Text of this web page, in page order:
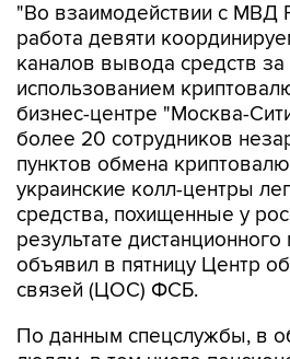
"Во взаимодействии с МВД
работа девяти
каналов вывода средств
использованием
бизнес-центре "Москва-
более 20 сотрудников
пунктов обмена
украинские колл-центры
средства, похищенные у
результате
объявил в пятницу Центр
связей (ЦОС) ФСБ.
По данным спецслужбы, в